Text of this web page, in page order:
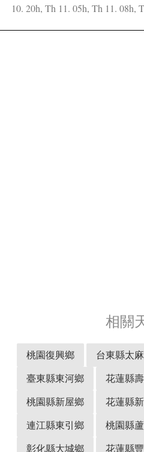
10. 20h, Th 11. 05h, Th 11. 08h,
相關
桃園復興鄉 台東縣太
臺東縣東河鄉
花蓮縣
桃園縣新屋鄉
花蓮縣
連江縣東引鄉
桃園縣
彰化縣大城鄉
花蓮縣